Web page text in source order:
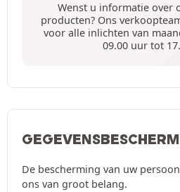
Wenst u informatie over
producten? Ons
voor alle inlichten van
09.00 uur tot
De bescherming van uw
ons van groot belang.